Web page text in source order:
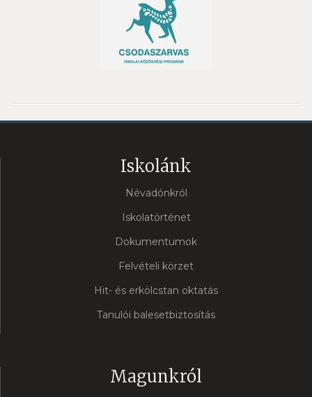
Iskolánk
Névadónkról
Iskolatörténet
Dokumentumok
Felvételi körzet
Hit- és erkölcstan oktatás
Tanulói balesetbiztosítás
Magunkról